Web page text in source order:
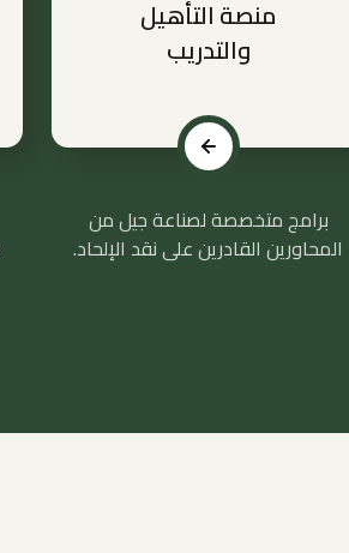
منصة التأهيل
والتدريب
برامج متخصصة لصناعة جيل من
المحاورين القادرين على نقد الإلحاد.